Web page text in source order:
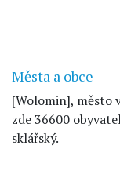
Města a obce
[Wolomin], město
zde 36600
sklářský.